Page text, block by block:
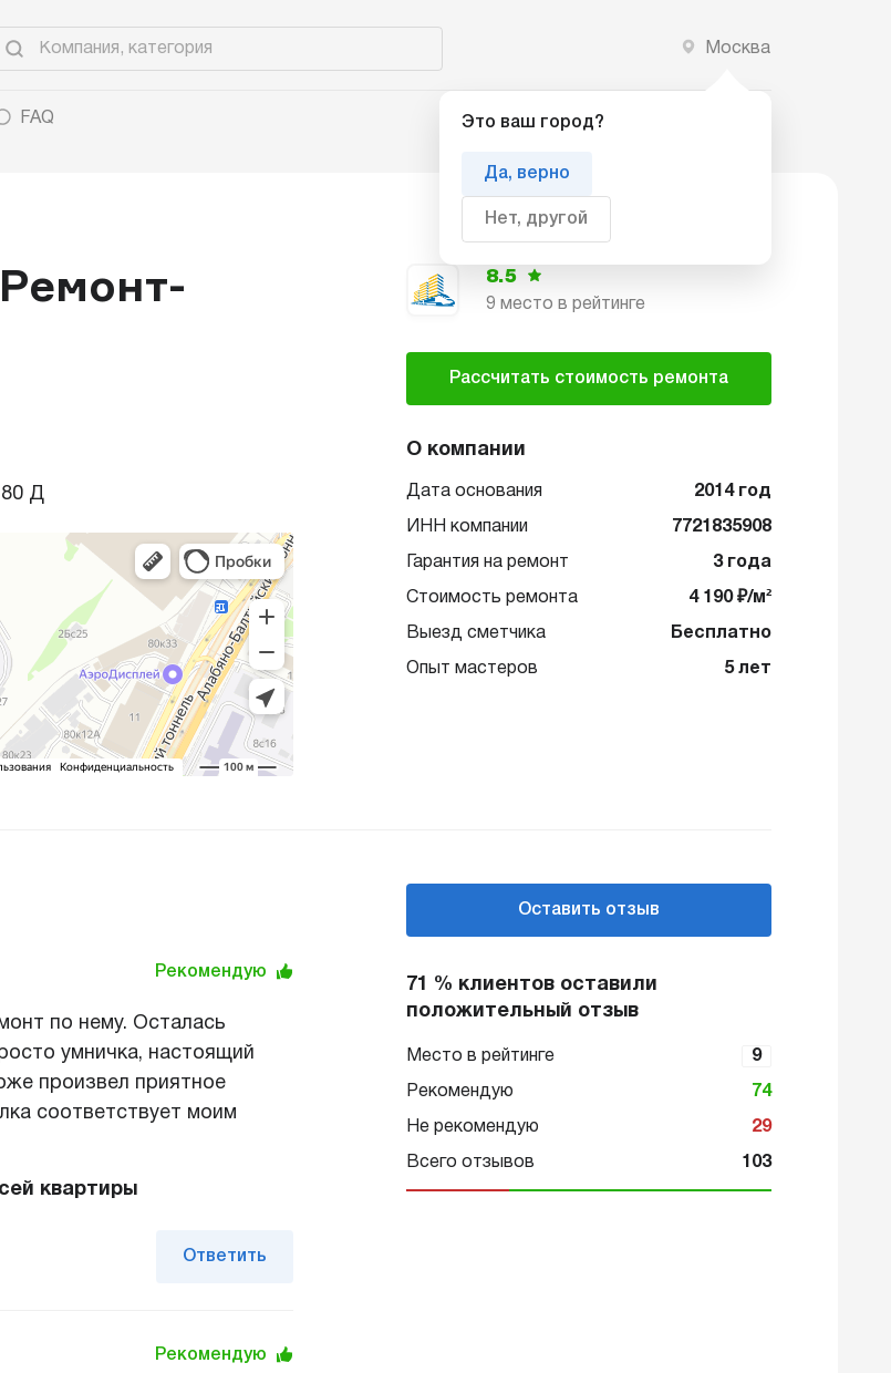
Москва
Это ваш город?
Да, верно
Нет, другой
FAQ Добавить компанию
80 Д
8.5
9 место в рейтинге
Рассчитать стоимость ремонта
О компании
Дата основания 2014 год
ИНН компании 7721835908
Гарантия на ремонт 3 года
Стоимость ремонта 4 190 ₽/м²
Выезд сметчика Бесплатно
Опыт мастеров 5 лет
Рекомендую
по нему. Осталась
умничка, настоящий
произвел приятное
соответствует моим
квартиры
Ответить
Рекомендую
Оставить отзыв
71 % клиентов оставили
положительный отзыв
Место в рейтинге 9
Рекомендую 74
Не рекомендую 29
Всего отзывов 103